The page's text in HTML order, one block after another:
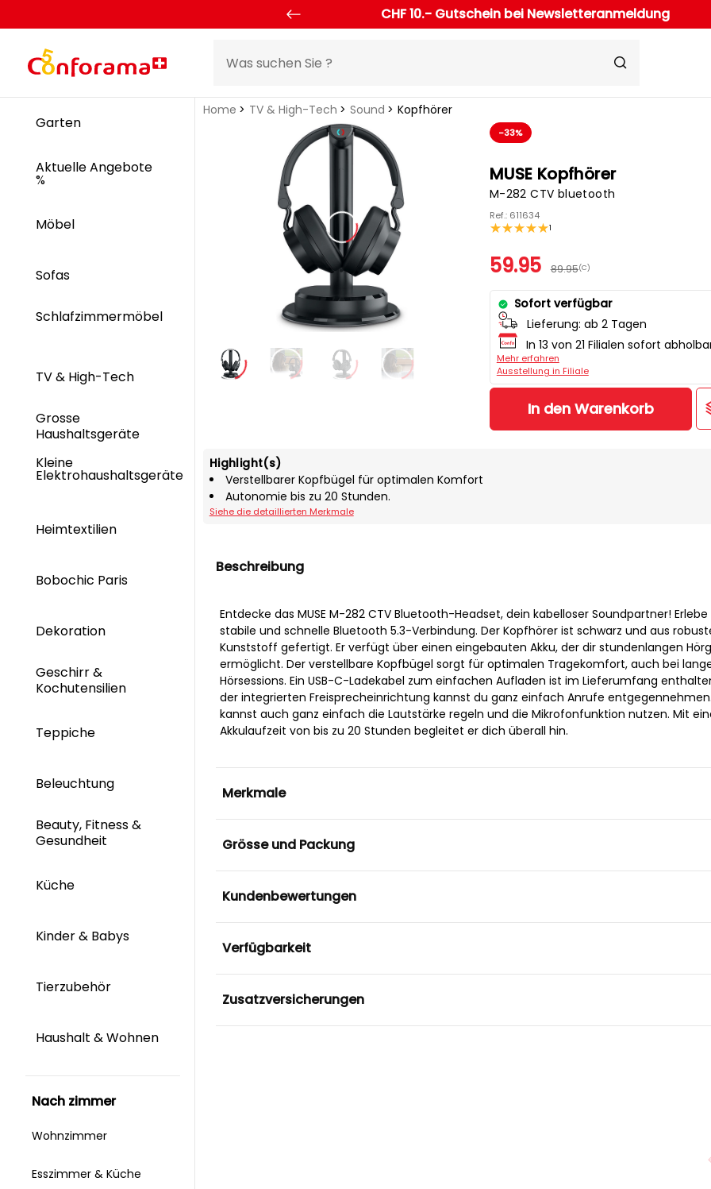
CHF 10.- Gutschein bei Newsletteranmeldung
Garten
Aktuelle Angebote
%
Möbel
Sofas
Schlafzimmermöbel
TV & High-Tech
Grosse
Haushaltsgeräte
Kleine
Elektrohaushaltsgeräte
Heimtextilien
Bobochic Paris
Dekoration
Geschirr &
Kochutensilien
Teppiche
Beleuchtung
Beauty, Fitness &
Gesundheit
Küche
Kinder & Babys
Tierzubehör
Haushalt & Wohnen
nach zimmer
Wohnzimmer
Esszimmer & Küche
Home TV & High-Tech Sound Kopfhörer
-33%
MUSE Kopfhörer
M-282 CTV bluetooth
Ref.: 611634
1
59.95 89.95(C)
Sofort verfügbar
Lieferung: ab 2 Tagen
In 13 von 21 Filialen sofort
Mehr erfahren
Ausstellung in Filiale
In den Warenkorb
Highlight(s)
Verstellbarer Kopfbügel für optimalen Komfort
Autonomie bis zu 20 Stunden.
Siehe die detaillierten Merkmale
Beschreibung
Entdecke das MUSE M-282 CTV Bluetooth-Headset, dein kabelloser Soundpartner!
stabile und schnelle Bluetooth 5.3-Verbindung. Der Kopfhörer ist schwarz und aus
Kunststoff gefertigt. Er verfügt über einen eingebauten Akku, der dir stundenlangen
ermöglicht. Der verstellbare Kopfbügel sorgt für optimalen Tragekomfort, auch bei
Hörsessions. Ein USB-C-Ladekabel zum einfachen Aufladen ist im Lieferumfang
der integrierten Freisprecheinrichtung kannst du ganz einfach Anrufe
kannst auch ganz einfach die Lautstärke regeln und die Mikrofonfunktion nutzen. Mit
Akkulaufzeit von bis zu 20 Stunden begleitet er dich überall hin.
Merkmale
Grösse und Packung
Kundenbewertungen
Verfügbarkeit
Zusatzversicherungen